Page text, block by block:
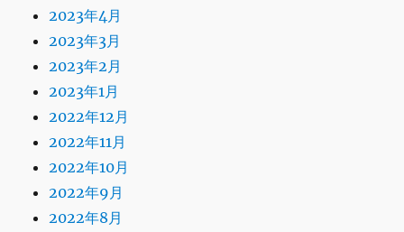
2023年4月
2023年3月
2023年2月
2023年1月
2022年12月
2022年11月
2022年10月
2022年9月
2022年8月